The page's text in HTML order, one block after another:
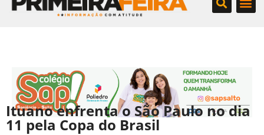
Ituano enfrenta o São Paulo no dia
11 pela Copa do Brasil